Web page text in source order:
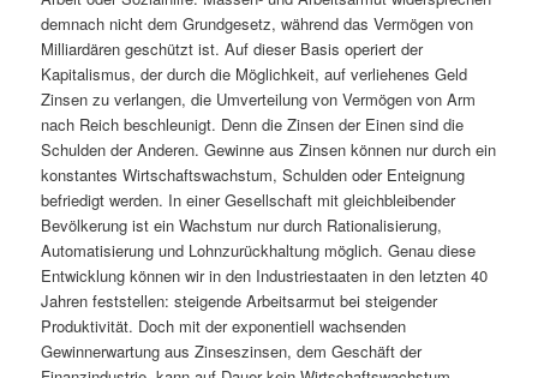
demnach nicht dem Grundgesetz, während das Vermögen von
Milliardären geschützt ist. Auf dieser Basis operiert der
Kapitalismus, der durch die Möglichkeit, auf verliehenes Geld
Zinsen zu verlangen, die Umverteilung von Vermögen von Arm
nach Reich beschleunigt. Denn die Zinsen der Einen sind die
Schulden der Anderen. Gewinne aus Zinsen können nur durch ein
konstantes Wirtschaftswachstum, Schulden oder Enteignung
befriedigt werden. In einer Gesellschaft mit gleichbleibender
Bevölkerung ist ein Wachstum nur durch Rationalisierung,
Automatisierung und Lohnzurückhaltung möglich. Genau diese
Entwicklung können wir in den Industriestaaten in den letzten 40
Jahren feststellen: steigende Arbeitsarmut bei steigender
Produktivität. Doch mit der exponentiell wachsenden
Gewinnerwartung aus Zinseszinsen, dem Geschäft der